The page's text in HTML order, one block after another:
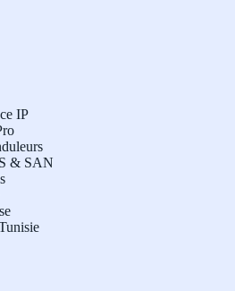
IP
& SAN